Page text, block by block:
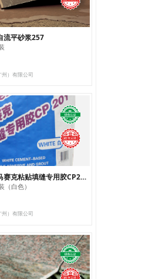
流平砂浆257
）有限公司
赛克粘贴填缝专用胶CP201
（白色）
）有限公司